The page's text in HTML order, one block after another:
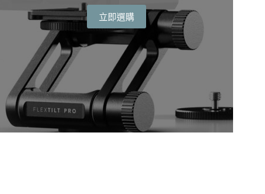
始
價
格：
NT$6,900。
前
價
格：
NT$5,520。
立即選購